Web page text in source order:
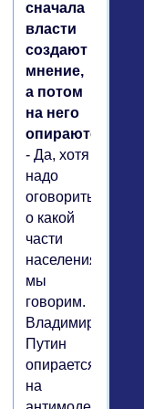
сначала
власти
создают
мнение,
а потом
на него
опираются?
- Да, хотя
надо
оговориться,
о какой
части
населения
мы
говорим.
Владимир
Путин
опирается
на